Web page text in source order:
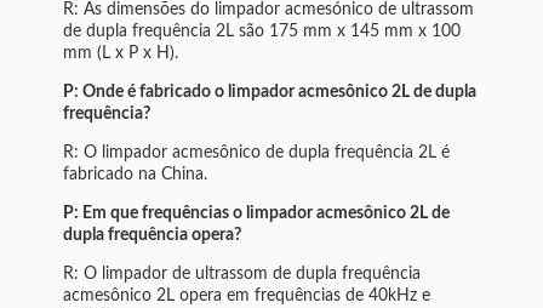
R: As dimensões do limpador acmesónico de ultrassom
de dupla frequência 2L são 175 mm x 145 mm x 100
mm (L x P x H).
P: Onde é fabricado o limpador acmesônico 2L de dupla
frequência?
R: O limpador acmesônico de dupla frequência 2L é
fabricado na China.
P: Em que frequências o limpador acmesônico 2L de
dupla frequência opera?
R: O limpador de ultrassom de dupla frequência
acmesônico 2L opera em frequências de 40kHz e